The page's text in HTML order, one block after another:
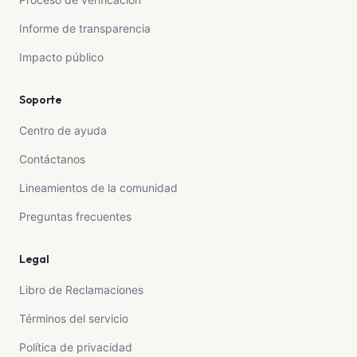
Informe de transparencia
Impacto público
Soporte
Centro de ayuda
Contáctanos
Lineamientos de la comunidad
Preguntas frecuentes
Legal
Libro de Reclamaciones
Términos del servicio
Política de privacidad